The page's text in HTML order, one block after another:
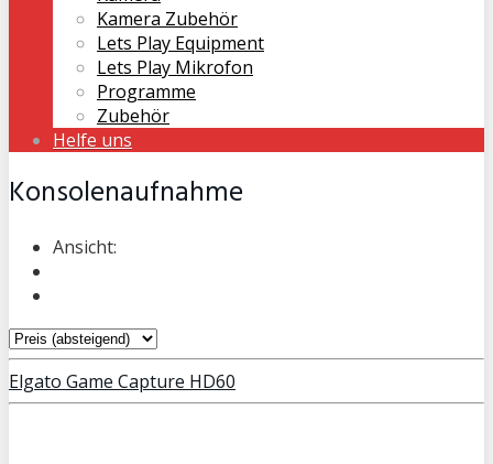
Kamera Zubehör
Lets Play Equipment
Lets Play Mikrofon
Programme
Zubehör
Helfe uns
Konsolenaufnahme
Ansicht:
Elgato Game Capture HD60